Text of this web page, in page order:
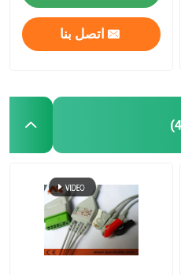
اتصل بنا